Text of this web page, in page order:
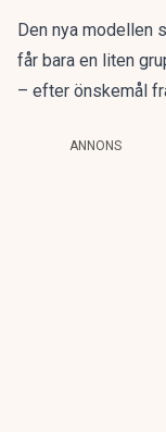
Den nya modellen
får bara en liten
– efter önskemål
ANNONS